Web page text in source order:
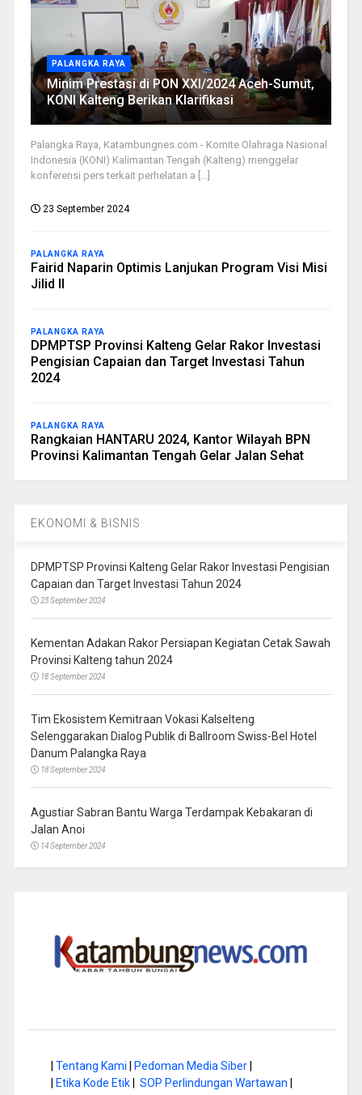
PALANGKA RAYA
Minim Prestasi di PON XXI/2024 Aceh-Sumut,
KONI Kalteng Berikan Klarifikasi
Palangka Raya, Katambungnes.com - Komite Olahraga Nasional
Indonesia (KONI) Kalimantan Tengah (Kalteng) menggelar
konferensi pers terkait perhelatan a [...]
23 September 2024
PALANGKA RAYA
Fairid Naparin Optimis Lanjukan Program Visi Misi
Jilid II
PALANGKA RAYA
DPMPTSP Provinsi Kalteng Gelar Rakor Investasi
Pengisian Capaian dan Target Investasi Tahun
2024
PALANGKA RAYA
Rangkaian HANTARU 2024, Kantor Wilayah BPN
Provinsi Kalimantan Tengah Gelar Jalan Sehat
EKONOMI & BISNIS
DPMPTSP Provinsi Kalteng Gelar Rakor Investasi Pengisian
Capaian dan Target Investasi Tahun 2024
23 September 2024
Kementan Adakan Rakor Persiapan Kegiatan Cetak Sawah
Provinsi Kalteng tahun 2024
18 September 2024
Tim Ekosistem Kemitraan Vokasi Kalselteng
Selenggarakan Dialog Publik di Ballroom Swiss-Bel Hotel
Danum Palangka Raya
18 September 2024
Agustiar Sabran Bantu Warga Terdampak Kebakaran di
Jalan Anoi
14 September 2024
Tentang Kami Pedoman Media Siber|
Etika Kode Etik| SOP Perlindungan Wartawan